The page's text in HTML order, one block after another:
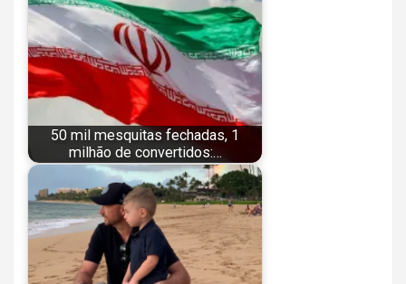
50 mil mesquitas fechadas, 1
milhão de convertidos:…